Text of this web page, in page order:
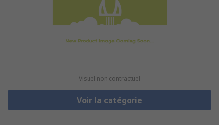
Visuel non contractuel
Voir la catégorie